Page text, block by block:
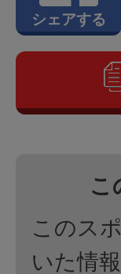
シェアする
こ
このス
いた情